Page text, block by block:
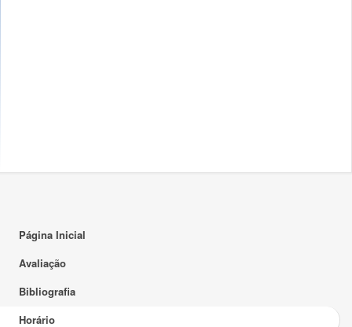
Página Inicial
Avaliação
Bibliografia
Horário